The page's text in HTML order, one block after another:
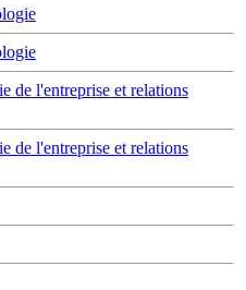
de l'entreprise et relations
de l'entreprise et relations